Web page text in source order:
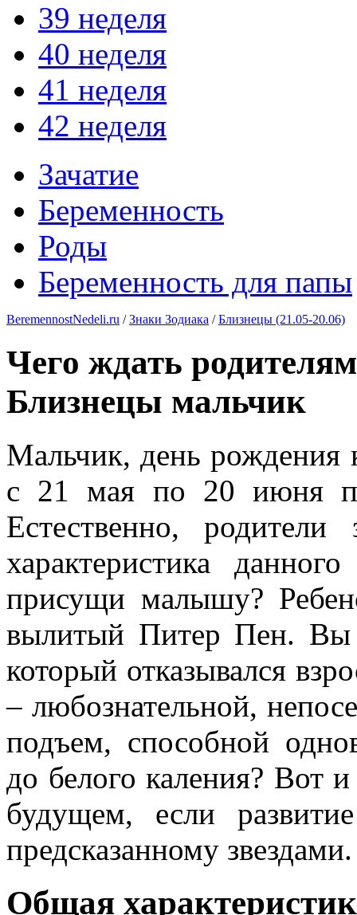
39 неделя
40 неделя
41 неделя
42 неделя
Зачатие
Беременность
Роды
Беременность для папы
BeremennostNedeli.ru / Знаки Зодиака / Близнецы (21.05-20.06)
Чего ждать
Близнецы мальчик
Мальчик, день рождения
с 21 мая по 20 июня
Естественно,
характеристика
присущи малышу?
вылитый Питер Пен. Вы
который отказывался
– любознательной,
подъем, способной
до белого каления? Вот
будущем, если
предсказанному звездами.
Общая